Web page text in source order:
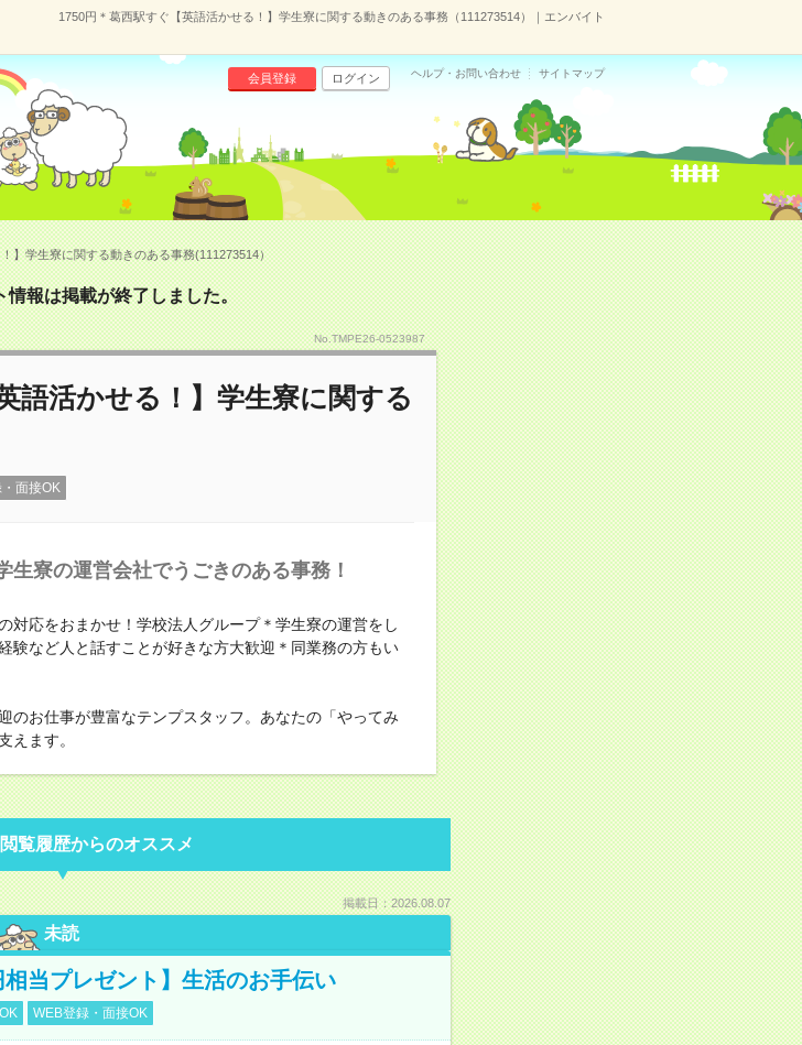
1750円＊葛西駅すぐ【英語活かせる！】学生寮に関する動きのある事務（111273514）｜エンバイト
会員登録 ログイン ヘルプ・お問い合わせ サイトマップ
】学生寮に関する動きのある事務(111273514）
情報は掲載が終了しました。
No.TMPE26-0523987
語活かせる！】学生寮に関する
面接OK
生寮の運営会社でうごきのある事務！
対応をおまかせ！学校法人グループ＊学生寮の運営をし
験など人と話すことが好きな方大歓迎＊同業務の方もい
のお仕事が豊富なテンプスタッフ。あなたの「やってみ
えます。
覧履歴からのオススメ
掲載日：2026.08.07
未読
当プレゼント】生活のお手伝い
WEB登録・面接OK